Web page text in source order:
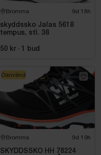
Bromma 9d 18h
skyddssko Jalas 5618
tempus, stl. 38
50 kr · 1 bud
Bromma 9d 19h
SKYDDSSKO HH 78224
Oanvänd